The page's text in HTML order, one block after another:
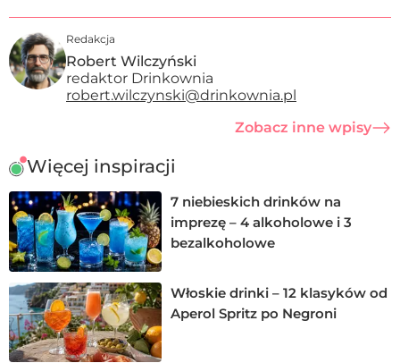
Redakcja
Robert Wilczyński
redaktor Drinkownia
robert.wilczynski@drinkownia.pl
Zobacz inne wpisy
Więcej inspiracji
7 niebieskich drinków na
imprezę – 4 alkoholowe i 3
bezalkoholowe
Włoskie drinki – 12 klasyków od
Aperol Spritz po Negroni